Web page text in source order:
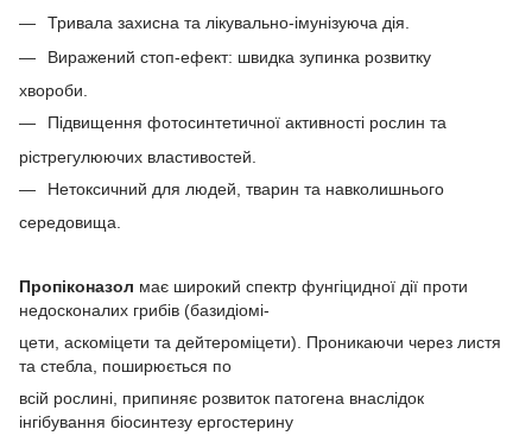
Тривала захисна та лікувально-імунізуюча дія.
Виражений стоп-ефект: швидка зупинка розвитку
хвороби.
Підвищення фотосинтетичної активності рослин та
рістрегулюючих властивостей.
Нетоксичний для людей, тварин та навколишнього
середовища.
Пропіконазол має широкий спектр фунгіцидної дії проти
недосконалих грибів (базидіомі-
цети, аскоміцети та дейтероміцети). Проникаючи через листя
та стебла, поширюється по
всій рослині, припиняє розвиток патогена внаслідок
інгібування біосинтезу ергостерину